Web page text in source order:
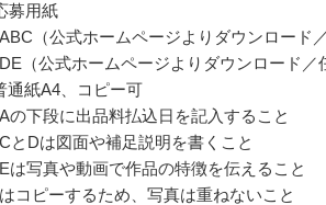
募用紙
（公式ホームページよりダウンロード／
（公式ホームページよりダウンロード／
紙A4、コピー可
の下段に出品料払込日を記入すること
とDは図面や補足説明を書くこと
は写真や動画で作品の特徴を伝えること
コピーするため、写真は重ねないこと